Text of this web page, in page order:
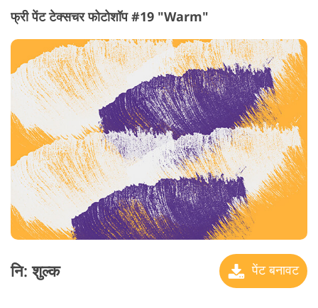
फ्री पेंट टेक्सचर फोटोशॉप #19 "Warm"
नि: शुल्क पेंट बनावट